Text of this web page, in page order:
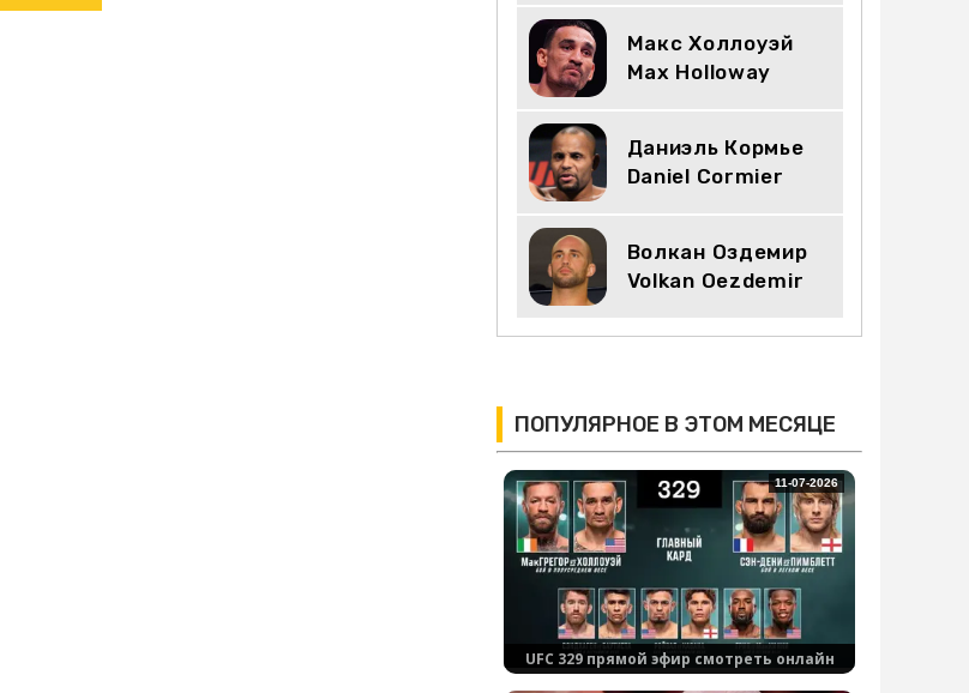
Макс Холлоуэй
Max Holloway
Даниэль Кормье
Daniel Cormier
Волкан Оздемир
Volkan Oezdemir
ПОПУЛЯРНОЕ В ЭТОМ МЕСЯЦЕ
UFC 329 прямой эфир смотреть онлайн
11-07-2026